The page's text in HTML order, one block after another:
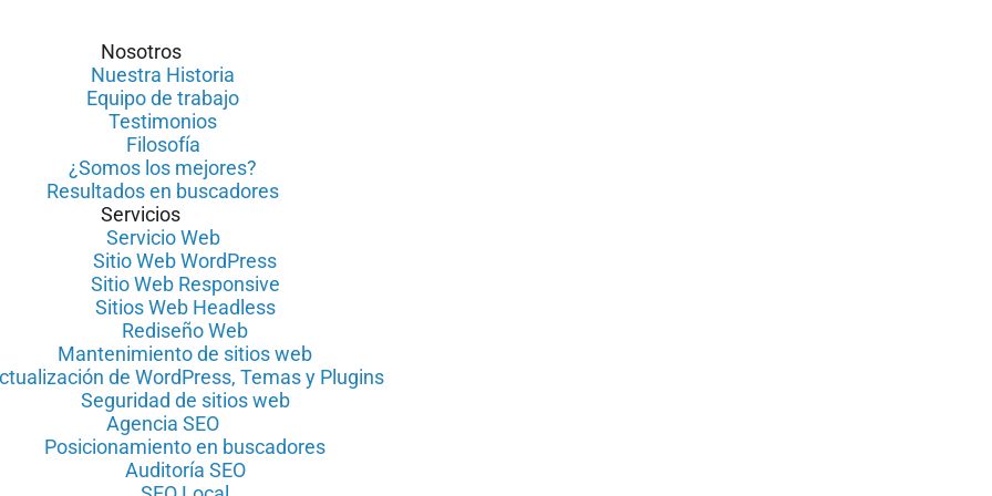
Nosotros
Nuestra Historia
Equipo de trabajo
Testimonios
Filosofía
¿Somos los mejores?
Resultados en buscadores
Servicios
Servicio Web
Sitio Web WordPress
Sitio Web Responsive
Sitios Web Headless
Rediseño Web
Mantenimiento de sitios web
de WordPress, Temas y Plugins
Seguridad de sitios web
Agencia SEO
Posicionamiento en buscadores
Auditoría SEO